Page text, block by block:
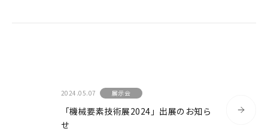
各種ダウンロード
2024.05.07 展示会
「機械要素技術展2024」出展のお知ら
せ